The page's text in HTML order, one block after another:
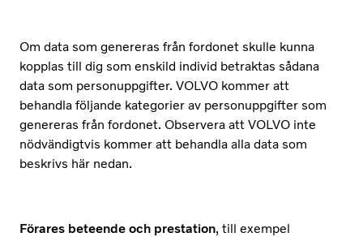
Om data som genereras från fordonet skulle kunna
kopplas till dig som enskild individ betraktas sådana
data som personuppgifter. VOLVO kommer att
behandla följande kategorier av personuppgifter som
genereras från fordonet. Observera att VOLVO inte
nödvändigtvis kommer att behandla alla data som
beskrivs här nedan.
Förares beteende och prestation, till exempel